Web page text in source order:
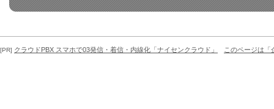
[PR] クラウドPBX スマホで03発信・着信・内線化「ナイセンクラウド」 このページは